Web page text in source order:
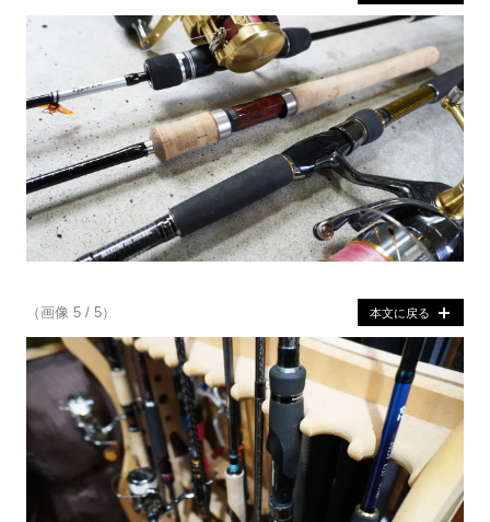
（画像 5 / 5） 本文に戻る